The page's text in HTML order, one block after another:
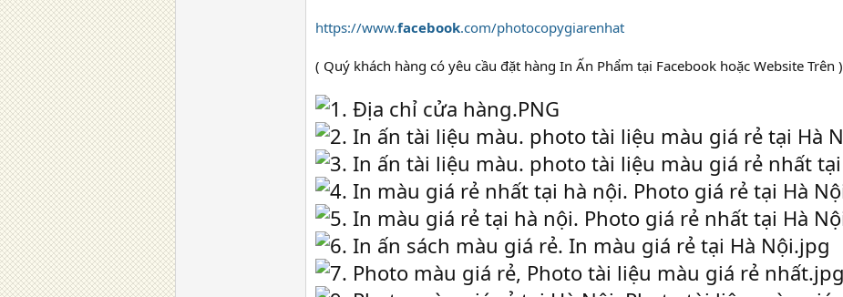
https://www.facebook.com/photocopygiarenhat
( Quý khách hàng có yêu cầu đặt hàng In Ấn Phẩm tại Facebook hoặc Website Trên )